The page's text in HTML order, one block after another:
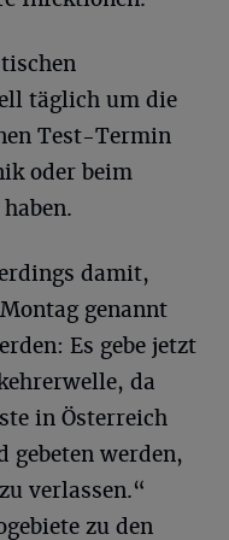
täglich um die
Test-Termin
oder beim
damit,
genannt
Es gebe jetzt
da
in Österreich
gebeten werden,
verlassen.“
zu den